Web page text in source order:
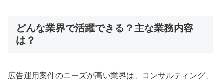
どんな業界で活躍できる？主な業務内容
は？
広告運用案件のニーズが高い業界は、コンサルティング、